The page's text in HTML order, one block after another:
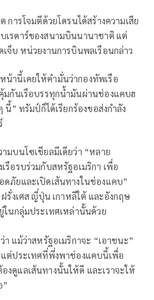
การโจมตีด้วยโดรนได้สร้างความเสีย
เรดาร์ของสนามบินนานาชาติ แต่
จ็บ หน่วยงานการบินพลเรือนกล่าว
น้านี้เคยให้คำมั่นว่ากองทัพเรือ
มกันเรือบรรทุกน้ำมันผ่านช่องแคบฮ
นี้” ทรัมป์ก็ได้เรียกร้องขอส่งกำลัง
มบนโซเชียลมีเดียว่า “หลาย
รือรบร่วมกับสหรัฐอเมริกา เพื่อ
ดภัยและเปิดเส้นทางในช่องแคบ”
รั่งเศส ญี่ปุ่น เกาหลีใต้ และอังกฤษ
ในกลุ่มประเทศเหล่านั้นด้วย
า แม้ว่าสหรัฐอเมริกาจะ “เอาชนะ”
ต่ประเทศที่พึ่งพาช่องแคบนี้เพื่อ
งดูแลเส้นทางนั้นให้ดี และเราจะให้
”